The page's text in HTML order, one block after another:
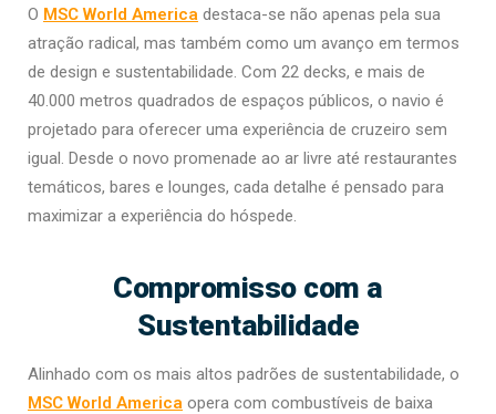
O MSC World America destaca-se não apenas pela sua
atração radical, mas também como um avanço em termos
de design e sustentabilidade. Com 22 decks, e mais de
40.000 metros quadrados de espaços públicos, o navio é
projetado para oferecer uma experiência de cruzeiro sem
igual. Desde o novo promenade ao ar livre até restaurantes
temáticos, bares e lounges, cada detalhe é pensado para
maximizar a experiência do hóspede.
Compromisso com a
Sustentabilidade
Alinhado com os mais altos padrões de sustentabilidade, o
MSC World America opera com combustíveis de baixa